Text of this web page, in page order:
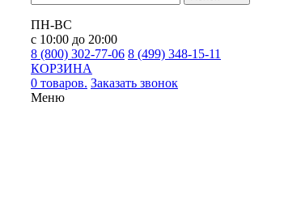
ПН-ВС
с 10:00 до 20:00
8 (800) 302-77-06 8 (499) 348-15-11
КОРЗИНА
0 товаров. Заказать звонок
Меню